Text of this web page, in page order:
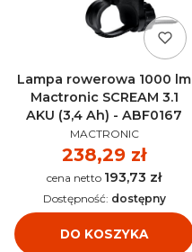
Lampa rowerowa 1000 lm
Mactronic SCREAM 3.1
AKU (3,4 Ah) - ABF0167
PRODUCENT
MACTRONIC
Cena
238,29 zł
Cena 193,73 zł
DO KOSZYKA
Dostępność: dostępny